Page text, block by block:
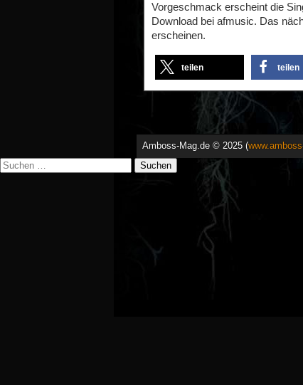
Vorgeschmack erscheint die
Download bei afmusic. Das
erscheinen.
teilen teilen
Amboss-Mag.de © 2025 (